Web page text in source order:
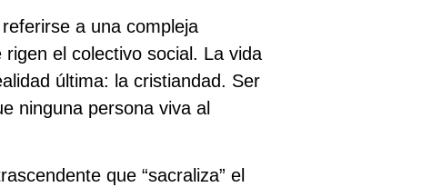
a una compleja
el colectivo social. La vida
última: la cristiandad. Ser
ninguna persona viva al
que “sacraliza” el